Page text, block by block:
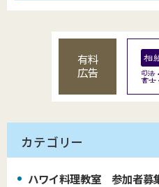
有料
広告
カテゴリー
ハワイ料理教室 参加者募